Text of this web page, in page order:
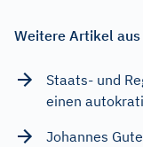
Weitere Artikel
Staats- und
einen
Johannes